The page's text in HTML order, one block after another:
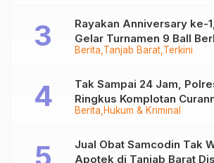
Berita Tanjab Barat Terkini
Rayakan Anniversary ke-
Gelar Turnamen 9 Ball
Juta
Berita Hukum & Kriminal
Tak Sampai 24 Jam,
Ringkus Komplotan
Tungkal
Jual Obat Samcodin Tak
Apotek di Tanjab Barat